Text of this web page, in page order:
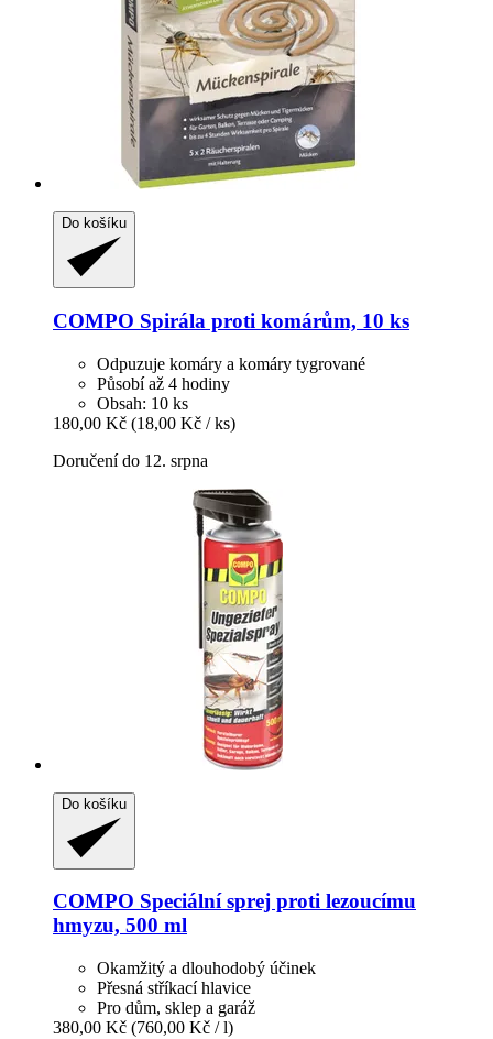
Do košíku
COMPO Spirála proti komárům, 10 ks
Odpuzuje komáry a komáry tygrované
Působí až 4 hodiny
Obsah: 10 ks
180,00 Kč (18,00 Kč / ks)
Doručení do 12. srpna
Do košíku
COMPO Speciální sprej proti lezoucímu
hmyzu, 500 ml
Okamžitý a dlouhodobý účinek
Přesná stříkací hlavice
Pro dům, sklep a garáž
380,00 Kč (760,00 Kč / l)